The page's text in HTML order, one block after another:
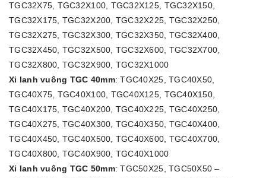
TGC32X75, TGC32X100, TGC32X125 TGC32X150,
TGC32X175 TGC32X200, TGC32X225, TGC32X250,
TGC32X275, TGC32X300, TGC32X350, TGC32X400,
TGC32X450, TGC32X500, TGC32X600 TGC32X700,
TGC32X800, TGC32X900, TGC32X1000
Xi lanh vuông TGC 40mm: TGC40X25, TGC40X50,
TGC40X75, TGC40X100, TGC40X125, TGC40X150,
TGC40X175, TGC40X200, TGC40X225, TGC40X250,
TGC40X275, TGC40X300, TGC40X350, TGC40X400,
TGC40X450, TGC40X500, TGC40X600 TGC40X700,
TGC40X800, TGC40X900, TGC40X1000
Xi lanh vuông TGC 50mm: TGC50X25, TGC50X50 –